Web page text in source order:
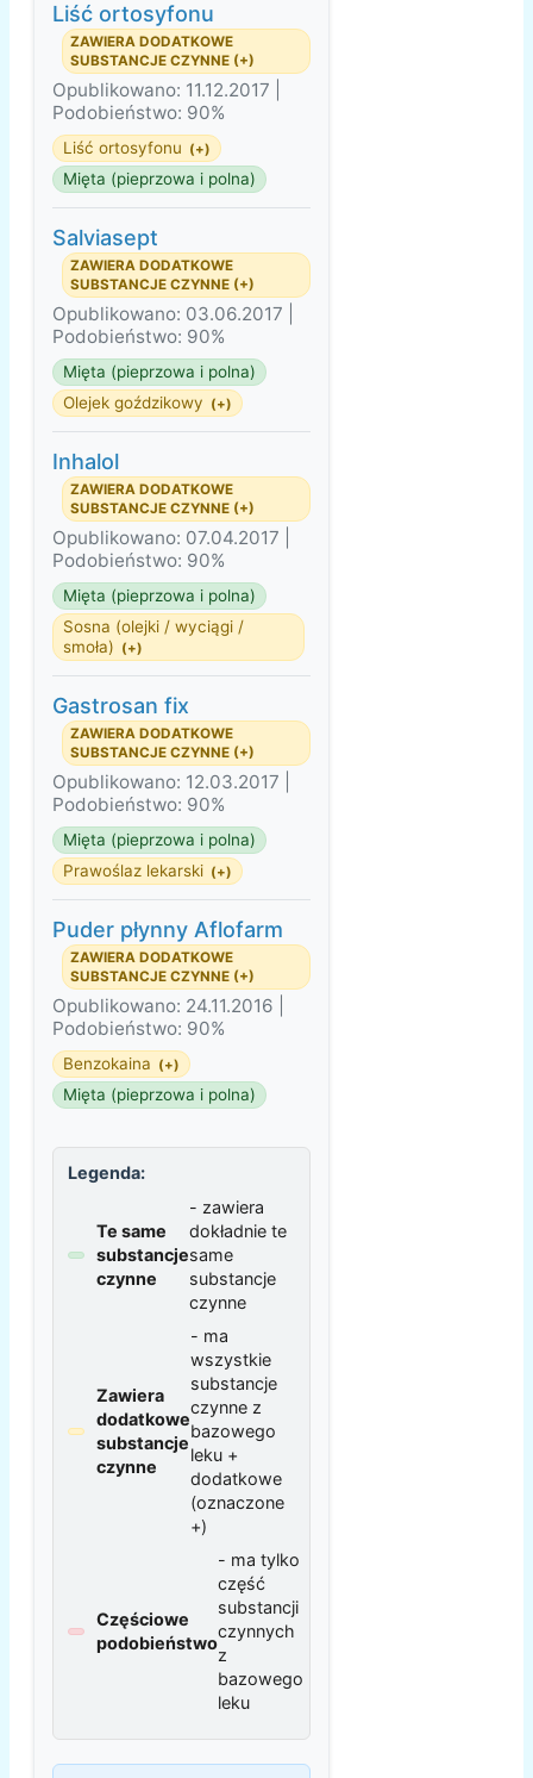
Liść ortosyfonu
ZAWIERA DODATKOWE
SUBSTANCJE CZYNNE (+)
Opublikowano: 11.12.2017 |
Podobieństwo: 90%
Liść ortosyfonu (+)
Mięta (pieprzowa i polna)
Salviasept
ZAWIERA DODATKOWE
SUBSTANCJE CZYNNE (+)
Opublikowano: 03.06.2017 |
Podobieństwo: 90%
Mięta (pieprzowa i polna)
Olejek goździkowy (+)
Inhalol
ZAWIERA DODATKOWE
SUBSTANCJE CZYNNE (+)
Opublikowano: 07.04.2017 |
Podobieństwo: 90%
Mięta (pieprzowa i polna)
Sosna (olejki / wyciągi /
smoła) (+)
Gastrosan fix
ZAWIERA DODATKOWE
SUBSTANCJE CZYNNE (+)
Opublikowano: 12.03.2017 |
Podobieństwo: 90%
Mięta (pieprzowa i polna)
Prawoślaz lekarski (+)
Puder płynny Aflofarm
ZAWIERA DODATKOWE
SUBSTANCJE CZYNNE (+)
Opublikowano: 24.11.2016 |
Podobieństwo: 90%
Benzokaina (+)
Mięta (pieprzowa i polna)
Legenda:
Te same
substancje
czynne
- zawiera
dokładnie te
same
substancje
czynne
Zawiera
dodatkowe
substancje
czynne
- ma
wszystkie
substancje
czynne z
bazowego
leku +
dodatkowe
(oznaczone
+)
Częściowe
podobieństwo
- ma tylko
część
substancji
czynnych
z
bazowego
leku